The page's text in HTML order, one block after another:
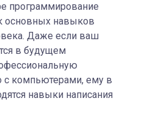
программирование
основных навыков
Даже если ваш
в будущем
компьютерами, ему в
навыки написания